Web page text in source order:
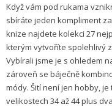
Když vám pod rukama
sbíráte jeden kompliment
knize najdete kolekci 27
kterým vytvoříte spolehlivý
Vybírali jsme je s ohledem
zároveň se báječně
módy. Šití není jen hobby,
velikostech 34 až 44 plus